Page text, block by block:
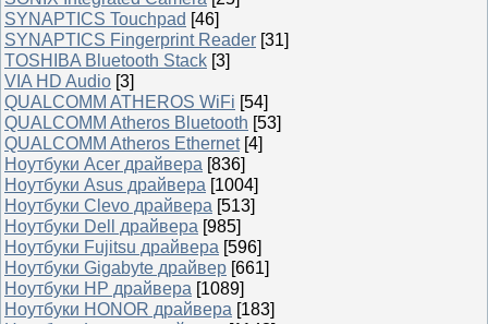
SYNAPTICS Touchpad [46]
SYNAPTICS Fingerprint Reader [31]
TOSHIBA Bluetooth Stack [3]
VIA HD Audio [3]
QUALCOMM ATHEROS WiFi [54]
QUALCOMM Atheros Bluetooth [53]
QUALCOMM Atheros Ethernet [4]
Ноутбуки Acer драйвера [836]
Ноутбуки Asus драйвера [1004]
Ноутбуки Clevo драйвера [513]
Ноутбуки Dell драйвера [985]
Ноутбуки Fujitsu драйвера [596]
Ноутбуки Gigabyte драйвер [661]
Ноутбуки HP драйвера [1089]
Ноутбуки HONOR драйвера [183]